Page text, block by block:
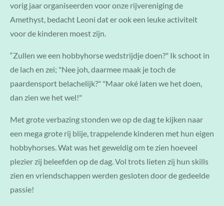
vorig jaar organiseerden voor onze rijvereniging de
Amethyst, bedacht Leoni dat er ook een leuke activiteit
voor de kinderen moest zijn.
“Zullen we een hobbyhorse wedstrijdje doen?" Ik schoot in
de lach en zei; "Nee joh, daarmee maak je toch de
paardensport belachelijk?" "Maar oké laten we het doen,
dan zien we het wel!"
Met grote verbazing stonden we op de dag te kijken naar
een mega grote rij blije, trappelende kinderen met hun eigen
hobbyhorses. Wat was het geweldig om te zien hoeveel
plezier zij beleefden op de dag. Vol trots lieten zij hun skills
zien en vriendschappen werden gesloten door de gedeelde
passie!